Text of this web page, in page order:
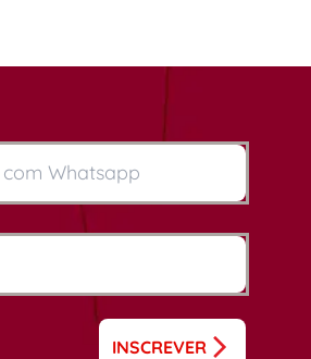
INSCREVER